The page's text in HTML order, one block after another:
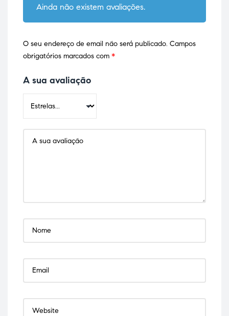
Ainda não existem avaliações.
O seu endereço de email não será publicado. Campos
obrigatórios marcados com *
A sua avaliação